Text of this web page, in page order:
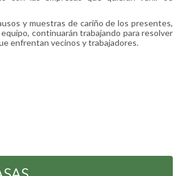
y muestras de cariño de los presentes,
continuarán trabajando para resolver
enfrentan vecinos y trabajadores.